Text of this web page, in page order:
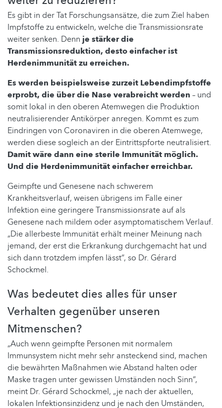
Es gibt in der Tat Forschungsansätze, die zum Ziel haben
Impfstoffe zu entwickeln, welche die Transmissionsrate
weiter senken. Denn je stärker die
Transmissionsreduktion, desto einfacher ist
Herdenimmunität zu erreichen.
Es werden beispielsweise zurzeit Lebendimpfstoffe
erprobt, die über die Nase verabreicht werden – und
somit lokal in den oberen Atemwegen die Produktion
neutralisierender Antikörper anregen. Kommt es zum
Eindringen von Coronaviren in die oberen Atemwege,
werden diese sogleich an der Eintrittspforte neutralisiert.
Damit wäre dann eine sterile Immunität möglich.
Und die Herdenimmunität einfacher erreichbar.
Geimpfte und Genesene nach schwerem
Krankheitsverlauf, weisen übrigens im Falle einer
Infektion eine geringere Transmissionsrate auf als
Genesene nach mildem oder asymptomatischem Verlauf.
„Die allerbeste Immunität erhält meiner Meinung nach
jemand, der erst die Erkrankung durchgemacht hat und
sich dann trotzdem impfen lässt“, so Dr. Gérard
Schockmel.
Was bedeutet dies alles für unser
Verhalten gegenüber unseren
Mitmenschen?
„Auch wenn geimpfte Personen mit normalem
Immunsystem nicht mehr sehr ansteckend sind, machen
die bewährten Maßnahmen wie Abstand halten oder
Maske tragen unter gewissen Umständen noch Sinn“,
meint Dr. Gérard Schockmel, „je nach der aktuellen,
lokalen Infektionsinzidenz und je nach den Umständen,